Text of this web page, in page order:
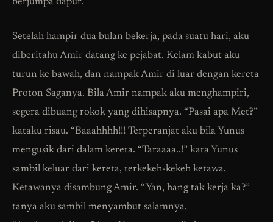
berjumpa dapur.
Setelah hampir dua bulan bekerja, pada suatu hari, aku
diberitahu Amir datang ke pejabat. Kelam kabut aku
turun ke bawah, dan nampak Amir di luar dengan kereta
Proton Saganya. Bila Amir nampak aku menghampiri,
segera dibuang rokok yang dihisapnya. “Pasai apa Met?”
kataku risau. “Baaahhhh!!! Terperanjat aku bila Yunus
mengusik dari dalam kereta. “Taraaaa..!” kata Yunus
sambil keluar dari kereta, terkekeh-kekeh ketawa.
Ketawanya disambung Amir. “Yan, hang tak kerja ka?”
tanya aku sambil menyambut salamnya.